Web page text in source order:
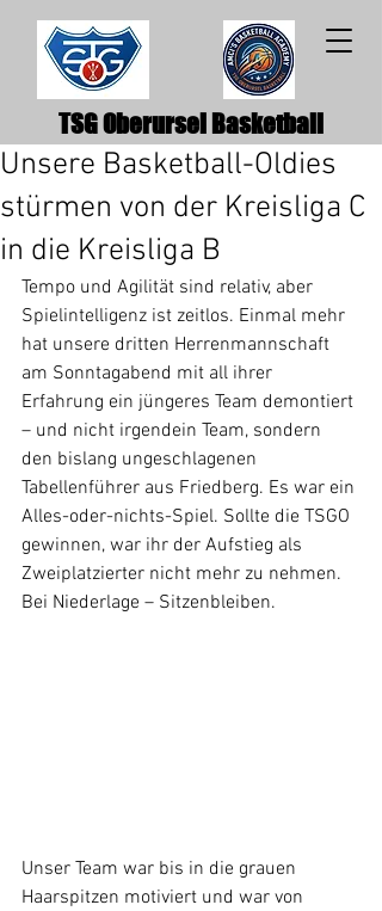
TSG Oberursel Basketball
Unsere Basketball-Oldies
stürmen von der Kreisliga C
in die Kreisliga B
Tempo und Agilität sind relativ, aber
Spielintelligenz ist zeitlos. Einmal mehr
hat unsere dritten Herrenmannschaft
am Sonntagabend mit all ihrer
Erfahrung ein jüngeres Team demontiert
– und nicht irgendein Team, sondern
den bislang ungeschlagenen
Tabellenführer aus Friedberg. Es war ein
Alles-oder-nichts-Spiel. Sollte die TSGO
gewinnen, war ihr der Aufstieg als
Zweiplatzierter nicht mehr zu nehmen.
Bei Niederlage – Sitzenbleiben.
Unser Team war bis in die grauen
Haarspitzen motiviert und war von